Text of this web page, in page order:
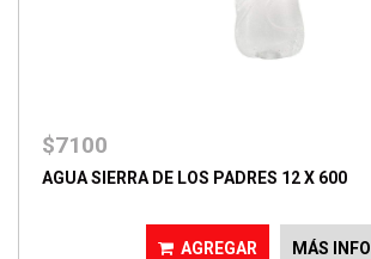
$7100
AGUA SIERRA DE LOS PADRES 12 X 600
AGREGAR MÁS INFO